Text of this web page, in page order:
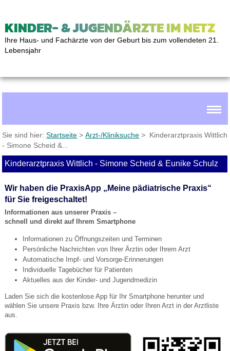
KINDER- & JUGENDÄRZTE IM NETZ
Ihre Haus- und Fachärzte von der Geburt bis zum vollendeten 21.
Lebensjahr
Sie sind hier:Startseite >Arzt-/Kliniksuche > Kinderarztpraxis Wittlich
- Simone Scheid &...
Kinderarztpraxis Wittlich - Simone Scheid & Eunike Schulz
Wir haben die PraxisApp „Meine pädiatrische Praxis“
für Sie freigeschaltet!
Informationen aus unserer Praxis –
schnell und direkt auf Ihrem Smartphone
Informationen zu Öffnungszeiten und Terminen
Persönliche Nachrichten von Ihrer Ärztin oder Ihrem Arzt
Automatische Impf- und Vorsorge-Erinnerungen
Individuelle Tagebücher für Patienten
Aktuelles aus der Kinder- und Jugendmedizin
Laden Sie sich die kostenlose App für Ihr Smartphone herunter und
wählen Sie unsere Praxis bzw. Ihre Ärztin oder Ihren Arzt in der Arztliste
aus.